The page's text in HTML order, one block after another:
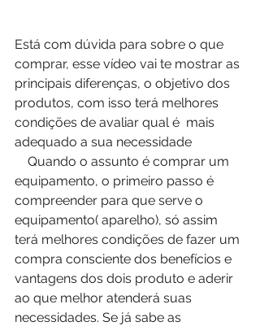
Está com dúvida para sobre o que
comprar, esse vídeo vai te mostrar as
principais diferenças, o objetivo dos
produtos, com isso terá melhores
condições de avaliar qual é  mais
adequado a sua necessidade
equipamento, o primeiro passo é
compreender para que serve o
equipamento( aparelho), só assim
terá melhores condições de fazer um
compra consciente dos benefícios e
vantagens dos dois produto e aderir
ao que melhor atenderá suas
necessidades. Se já sabe as